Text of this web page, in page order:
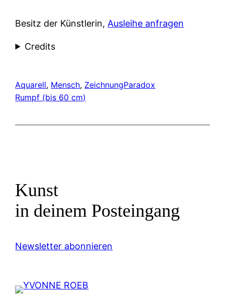
Besitz der Künstlerin, Ausleihe anfragen
Credits
Aquarell, Mensch, ZeichnungParadox
Rumpf (bis 60 cm)
Kunst
in deinem Posteingang
Newsletter abonnieren